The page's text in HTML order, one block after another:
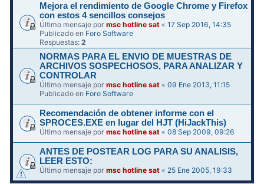
Mejora el rendimiento de Google Chrome y Firefox
con estos 4 sencillos consejos
Último mensaje pormsc hotline sat «17 Sep 2016, 14:35
Publicado en Foro Software
Respuestas:2
NORMAS PARA EL ENVIO DE MUESTRAS DE
ARCHIVOS SOSPECHOSOS, PARA ANALIZAR Y
CONTROLAR
Último mensaje pormsc hotline sat «09 Ene 2013, 11:15
Publicado en Foro Software
Recomendación de obtener informe con el
SPROCES.EXE en lugar del HJT (HiJackThis)
Último mensaje pormsc hotline sat «08 Sep 2009, 09:26
ANTES DE POSTEAR LOG PARA SU ANALISIS,
LEER ESTO:
Último mensaje pormsc hotline sat « 25 Ene 2005, 19:33